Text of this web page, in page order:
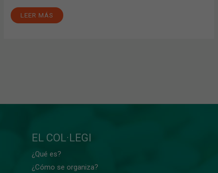
LEER MÁS
EL COL·LEGI
¿Qué es?
¿Cómo se organiza?